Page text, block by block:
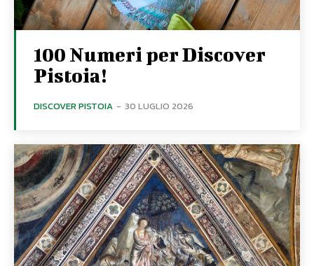
100 Numeri per Discover
Pistoia!
DISCOVER PISTOIA - 30 LUGLIO 2026